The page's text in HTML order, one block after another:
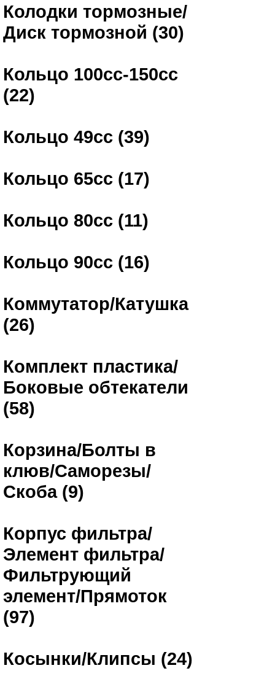
Колодки тормозные/
Диск тормозной (30)
Кольцо 100сс-150сс
(22)
Кольцо 49сс (39)
Кольцо 65сс (17)
Кольцо 80сс (11)
Кольцо 90сс (16)
Коммутатор/Катушка
(26)
Комплект пластика/
Боковые обтекатели
(58)
Корзина/Болты в
клюв/Саморезы/
Скоба (9)
Корпус фильтра/
Элемент фильтра/
Фильтрующий
элемент/Прямоток
(97)
Косынки/Клипсы (24)